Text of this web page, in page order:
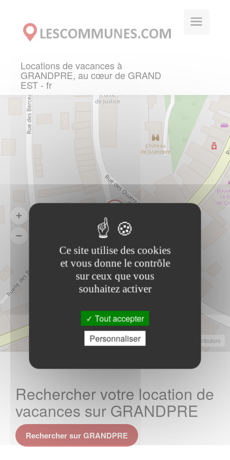
Locations de vacances à
GRANDPRE, au cœur de GRAND
EST - fr
Leaflet| Contributors
Rechercher votre location de
vacances sur GRANDPRE
Rechercher sur GRANDPRE
Ce site utilise des cookies
et vous donne le contrôle
sur ceux que vous
souhaitez activer
Tout accepter
Personnaliser